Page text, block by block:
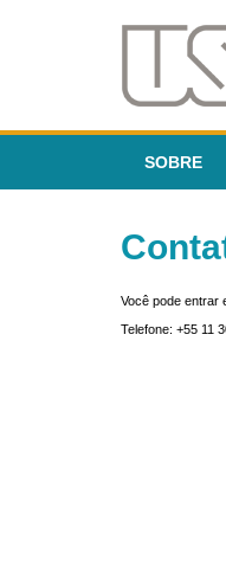
SOBRE
Você pode entrar
Telefone: +55 11